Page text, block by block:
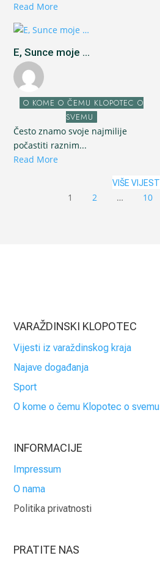
Read More
E, Sunce moje ...
O KOME O ČEMU KLOPOTEC O
SVEMU
Često znamo svoje najmilije
počastiti raznim...
Read More
VIŠE VIJESTI
1 2 … 10
VARAŽDINSKI KLOPOTEC
Vijesti iz varaždinskog kraja
Najave događanja
Sport
O kome o čemu Klopotec o svemu
INFORMACIJE
Impressum
O nama
Politika privatnosti
PRATITE NAS